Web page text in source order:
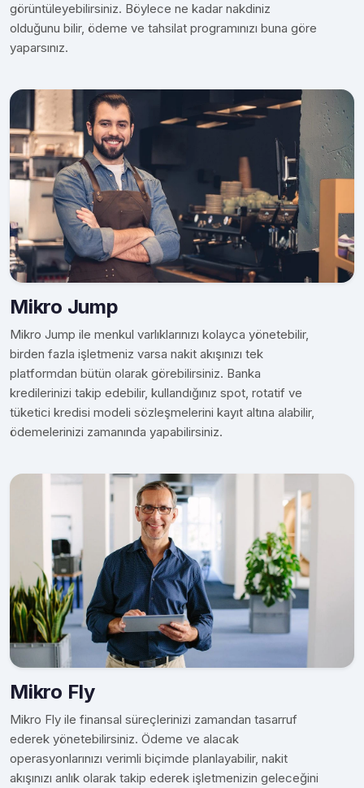
görüntüleyebilirsiniz. Böylece ne kadar nakdiniz
olduğunu bilir, ödeme ve tahsilat programınızı buna göre
yaparsınız.
Mikro Jump
Mikro Jump ile menkul varlıklarınızı kolayca yönetebilir,
birden fazla işletmeniz varsa nakit akışınızı tek
platformdan bütün olarak görebilirsiniz. Banka
kredilerinizi takip edebilir, kullandığınız spot, rotatif ve
tüketici kredisi modeli sözleşmelerini kayıt altına alabilir,
ödemelerinizi zamanında yapabilirsiniz.
Mikro Fly
Mikro Fly ile finansal süreçlerinizi zamandan tasarruf
ederek yönetebilirsiniz. Ödeme ve alacak
operasyonlarınızı verimli biçimde planlayabilir, nakit
akışınızı anlık olarak takip ederek işletmenizin geleceğini